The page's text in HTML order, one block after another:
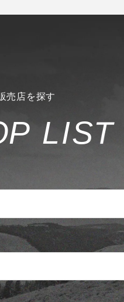
売店を探す
P LIST